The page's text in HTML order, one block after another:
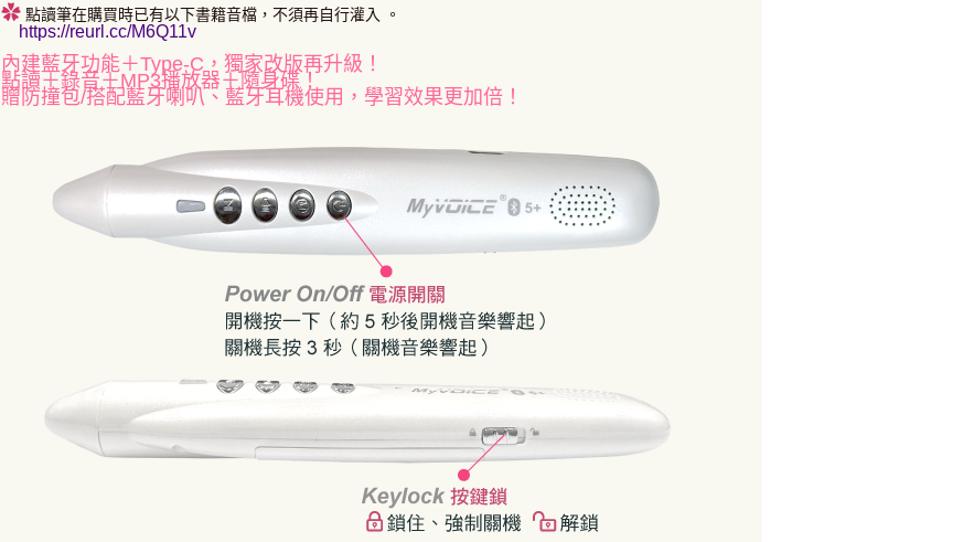
✿ 點讀筆在購買時已有以下書籍音檔，不須再自行灌入 。
https://reurl.cc/M6Q11v
內建藍牙功能＋Type-C，獨家改版再升級！
點讀＋錄音＋MP3播放器＋隨身碟！
贈防撞包/搭配藍牙喇叭、藍牙耳機使用，學習效果更加倍！